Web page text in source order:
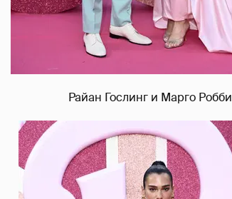
Райан Гослинг и Марго Робби